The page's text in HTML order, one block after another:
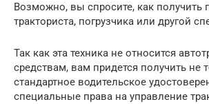
Возможно, вы спросите, как получить
тракториста, погрузчика или другой
Так как эта техника не относится
средствам, вам придется получить не
стандартное водительское
специальные права на управление